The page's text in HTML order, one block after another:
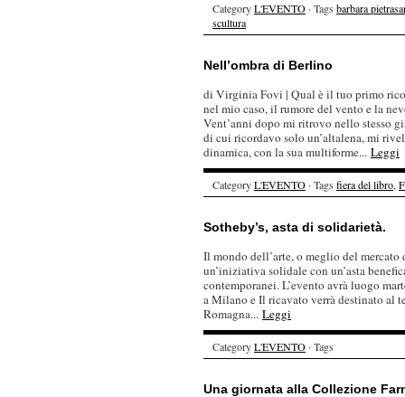
CategoryL'EVENTO · Tags barbara
scultura
Nell’ombra di Berlino
di Virginia Fovi | Qual è il tuo primo
nel mio caso, il rumore del vento e la
Vent’anni dopo mi ritrovo nello stesso
di cui ricordavo solo un’altalena, mi
dinamica, con la sua multiforme... Leggi
CategoryL'EVENTO · Tags fiera del libro,
Sotheby’s, asta di solidarietà.
Il mondo dell’arte, o meglio del
un’iniziativa solidale con un’asta
contemporanei. L’evento avrà luogo
a Milano e Il ricavato verrà destinato al
Romagna... Leggi
CategoryL'EVENTO · Tags
Una giornata alla Collezione